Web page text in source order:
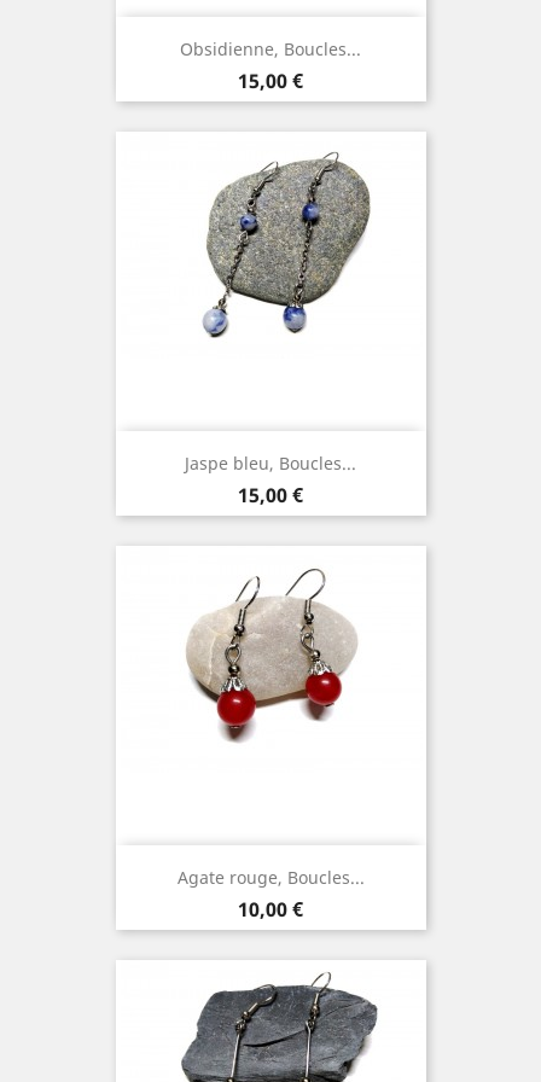
Obsidienne, Boucles...
Prix
15,00 €
Jaspe bleu, Boucles...
Prix
15,00 €
Agate rouge, Boucles...
Prix
10,00 €